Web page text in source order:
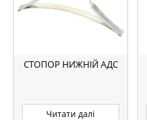
СТОПОР НИЖНІЙ АДС
Читати далі